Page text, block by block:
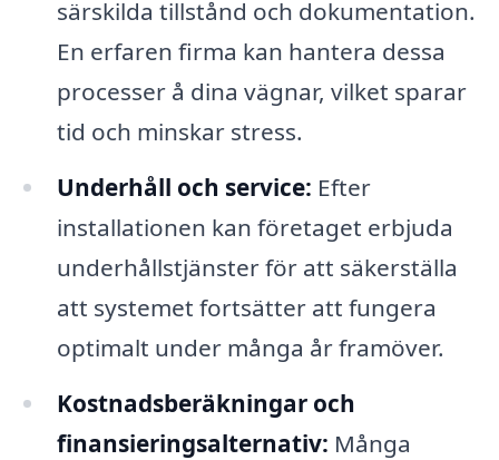
särskilda tillstånd och dokumentation.
En erfaren firma kan hantera dessa
processer å dina vägnar, vilket sparar
tid och minskar stress.
Underhåll och service: Efter
installationen kan företaget erbjuda
underhållstjänster för att säkerställa
att systemet fortsätter att fungera
optimalt under många år framöver.
Kostnadsberäkningar och
finansieringsalternativ: Många